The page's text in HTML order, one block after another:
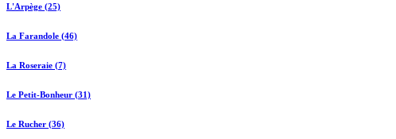
L'Arpège (25)
La Farandole (46)
La Roseraie (7)
Le Petit-Bonheur (31)
Le Rucher (36)